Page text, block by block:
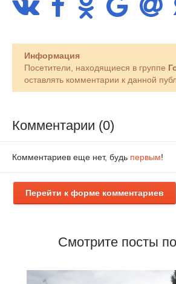
Информация
Посетители, находящиеся в группе
оставлять комментарии к данной
Комментарии (0)
Комментариев еще нет, будь первым!
Перейти к форме комментариев
Смотрите посты